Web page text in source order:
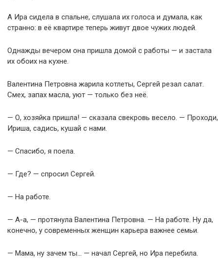
А Ира сидела в спальне, слушала их голоса и думала, как
странно: в её квартире теперь живут двое чужих людей.
Однажды вечером она пришла домой с работы — и застала
их обоих на кухне.
Валентина Петровна жарила котлеты, Сергей резал салат.
Смех, запах масла, уют — только без неё.
— О, хозяйка пришла! — сказала свекровь весело. — Проходи,
Ириша, садись, кушай с нами.
— Спасибо, я поела.
— Где? — спросил Сергей.
— На работе.
— А-а, — протянула Валентина Петровна. — На работе. Ну да,
конечно, у современных женщин карьера важнее семьи.
— Мама, ну зачем ты… — начал Сергей, но Ира перебила.